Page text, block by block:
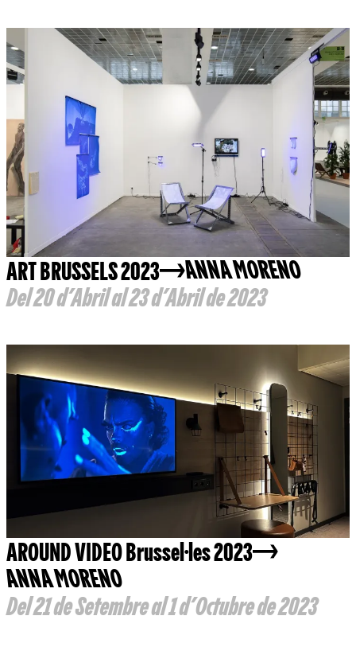
ART BRUSSELS 2023
ANNA MORENO
Del 20 d’Abril al 23 d’Abril de 2023
AROUND VIDEO Brussel·les 2023
ANNA MORENO
Del 21 de Setembre al 1 d’Octubre de 2023